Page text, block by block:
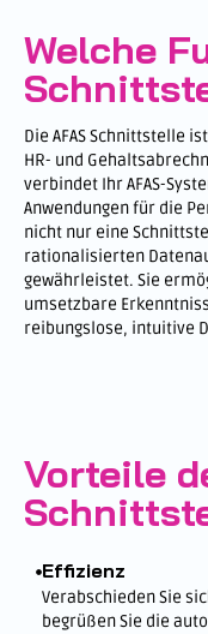
Welche
Die AFAS Schnittstelle
HR- und
verbindet Ihr AFAS-
Anwendungen für die
nicht nur eine
rationalisierten
gewährleistet. Sie
umsetzbare
reibungslose, intuitive
Vorteile
Effizienz
Verabschieden Sie
begrüßen Sie die